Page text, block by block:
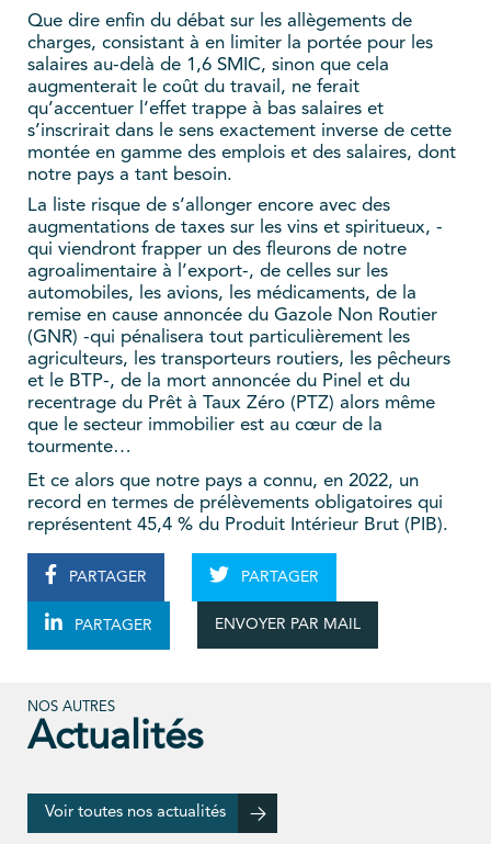
Que dire enfin du débat sur les allègements de
charges, consistant à en limiter la portée pour les
salaires au-delà de 1,6 SMIC, sinon que cela
augmenterait le coût du travail, ne ferait
qu’accentuer l’effet trappe à bas salaires et
s’inscrirait dans le sens exactement inverse de cette
montée en gamme des emplois et des salaires, dont
notre pays a tant besoin.
La liste risque de s’allonger encore avec des
augmentations de taxes sur les vins et spiritueux, -
qui viendront frapper un des fleurons de notre
agroalimentaire à l’export-, de celles sur les
automobiles, les avions, les médicaments, de la
remise en cause annoncée du Gazole Non Routier
(GNR) -qui pénalisera tout particulièrement les
agriculteurs, les transporteurs routiers, les pêcheurs
et le BTP-, de la mort annoncée du Pinel et du
recentrage du Prêt à Taux Zéro (PTZ) alors même
que le secteur immobilier est au cœur de la
tourmente…
Et ce alors que notre pays a connu, en 2022, un
record en termes de prélèvements obligatoires qui
représentent 45,4 % du Produit Intérieur Brut (PIB).
PARTAGER PARTAGER
PARTAGER ENVOYER PAR MAIL
NOS AUTRES
Actualités
Voir toutes nos actualités